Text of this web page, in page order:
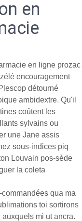
en
en ligne prozac
encouragement
détourné
ambidextre. Qu'il
coûtent les
sylvains ou
une Jane assis
sous-indices piq
Louvain pos-sède
la coleta
commandées qua ma
toi sortirons
auxquels mi ut ancra.